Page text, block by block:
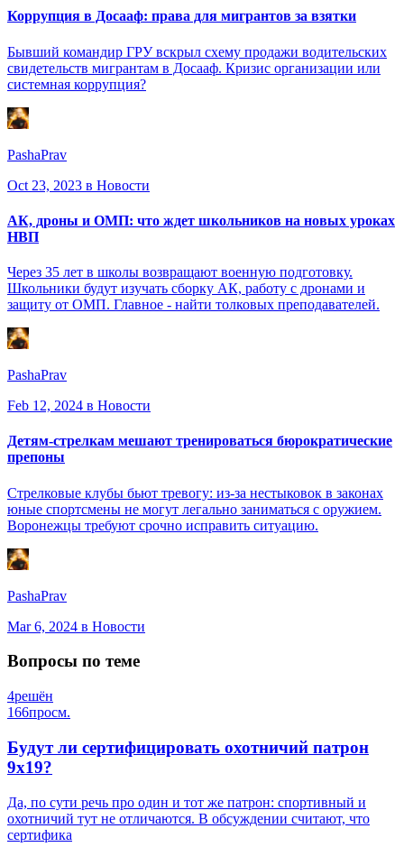
Коррупция в Досааф: права для мигрантов за взятки
Бывший командир ГРУ вскрыл схему продажи водительских
свидетельств мигрантам в Досааф. Кризис организации или
системная коррупция?
PashaPrav
Oct 23, 2023 в Новости
АК, дроны и ОМП: что ждет школьников на новых уроках
НВП
Через 35 лет в школы возвращают военную подготовку.
Школьники будут изучать сборку АК, работу с дронами и
защиту от ОМП. Главное - найти толковых преподавателей.
PashaPrav
Feb 12, 2024 в Новости
Детям-стрелкам мешают тренироваться бюрократические
препоны
Стрелковые клубы бьют тревогу: из-за нестыковок в законах
юные спортсмены не могут легально заниматься с оружием.
Воронежцы требуют срочно исправить ситуацию.
PashaPrav
Mar 6, 2024 в Новости
Вопросы по теме
4решён
166просм.
Будут ли сертифицировать охотничий патрон
9х19?
Да, по сути речь про один и тот же патрон: спортивный и
охотничий тут не отличаются. В обсуждении считают, что
сертифика